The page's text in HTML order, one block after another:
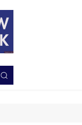
TNI-POLRI